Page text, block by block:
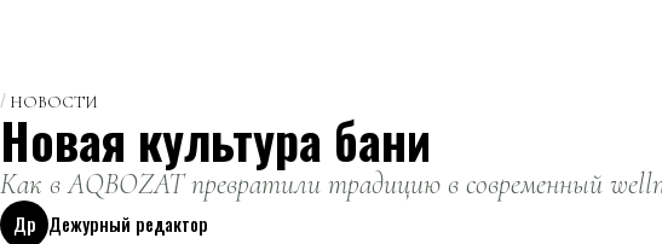
НОВОСТИ
Новая культура бани
Как в AQBOZAT превратили традицию в современный
Др Дежурный редактор